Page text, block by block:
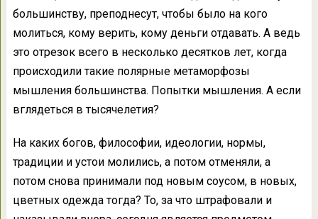
большинству, преподнесут, чтобы было на кого
молиться, кому верить, кому деньги отдавать. А ведь
это отрезок всего в несколько десятков лет, когда
происходили такие полярные метаморфозы
мышления большинства. Попытки мышления. А если
вглядеться в тысячелетия?
На каких богов, философии, идеологии, нормы,
традиции и устои молились, а потом отменяли, а
потом снова принимали под новым соусом, в новых,
цветных одежда тогда? То, за что штрафовали и